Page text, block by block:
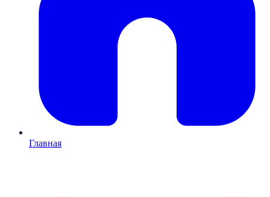
Главная